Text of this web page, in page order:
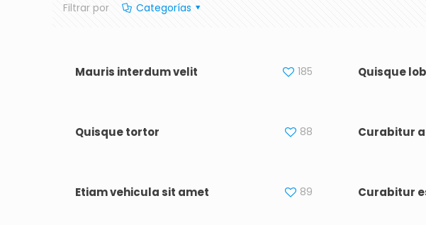
Filtrar por Categorías
Mauris interdum velit 185 Quisque
Quisque tortor 88 Curabitur
Etiam vehicula sit amet 89 Curabitur